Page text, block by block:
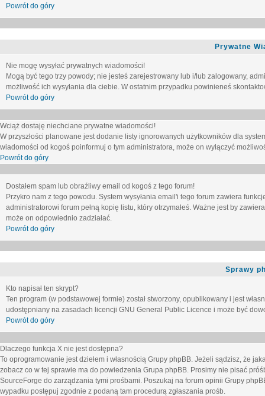
Powrót do góry
Prywatne
Nie mogę wysyłać prywatnych wiadomości!
Mogą być tego trzy powody; nie jesteś zarejestrowany lub i/lub zalogowany,
możliwość ich wysyłania dla ciebie. W ostatnim przypadku powinieneś
Powrót do góry
Wciąż dostaję niechciane prywatne wiadomości!
W przyszłości planowane jest dodanie listy ignorowanych użytkowników dla
wiadomości od kogoś poinformuj o tym administratora, może on wyłączyć
Powrót do góry
Dostałem spam lub obraźliwy email od kogoś z tego forum!
Przykro nam z tego powodu. System wysyłania email'i tego forum zawiera
administratorowi forum pełną kopię listu, który otrzymałeś. Ważne jest by
może on odpowiednio zadziałać.
Powrót do góry
Sprawy
Kto napisał ten skrypt?
Ten program (w podstawowej formie) został stworzony, opublikowany i jest
udostępniany na zasadach licencji GNU General Public Licence i może być
Powrót do góry
Dlaczego funkcja X nie jest dostępna?
To oprogramowanie jest dziełem i własnością Grupy phpBB. Jeżeli sądzisz, że
zobacz co w tej sprawie ma do powiedzenia Grupa phpBB. Prosimy nie pisać
SourceForge do zarządzania tymi prośbami. Poszukaj na forum opinii Grupy
wypadku postępuj zgodnie z podaną tam procedurą zgłaszania prośb.